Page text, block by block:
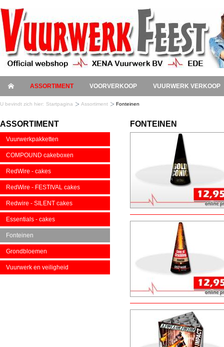
ASSORTIMENT VOORVERKOOP VUURWERK VERKOOP
U bevindt zich hier: Startpagina Assortiment Fonteinen
ASSORTIMENT
Vuurwerkpakketten
COMPOUND cakeboxen
RedWire - cakes
RedWire - FESTIVAL cakes
Redwire - SILENT cakes
Essentials - cakes
Fonteinen
Grondbloemen
Vuurwerk en veiligheid
FONTEINEN